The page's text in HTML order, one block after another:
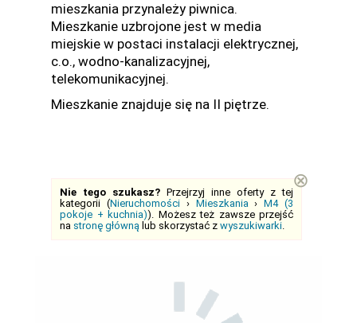
mieszkania przynależy piwnica.
Mieszkanie uzbrojone jest w media
miejskie w postaci instalacji elektrycznej,
c.o., wodno-kanalizacyjnej,
telekomunikacyjnej.
Mieszkanie znajduje się na II piętrze.
Nie tego szukasz? Przejrzyj inne oferty z tej
kategorii (Nieruchomości› Mieszkania›M4 (3
pokoje + kuchnia)). Możesz też zawsze przejść
na stronę główną lub skorzystać z wyszukiwarki.
⊗